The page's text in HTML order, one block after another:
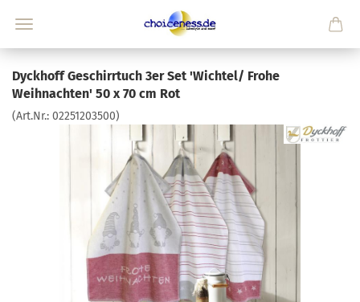
Dyckhoff Geschirrtuch 3er Set 'Wichtel/ Frohe
Weihnachten' 50 x 70 cm Rot
(Art.Nr.: 02251203500)